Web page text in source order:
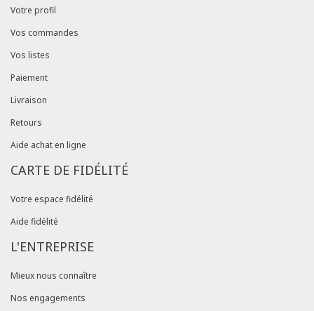
Votre profil
Vos commandes
Vos listes
Paiement
Livraison
Retours
Aide achat en ligne
CARTE DE FIDÉLITÉ
Votre espace fidélité
Aide fidélité
L'ENTREPRISE
Mieux nous connaître
Nos engagements